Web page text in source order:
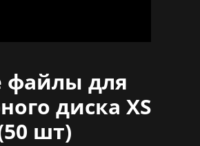
для
диска XS
шт)